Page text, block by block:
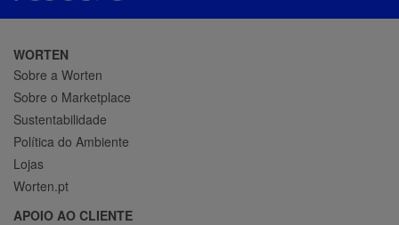
WORTEN
Sobre a Worten
Sobre o Marketplace
Sustentabilidade
Política do Ambiente
Lojas
Worten.pt
APOIO AO CLIENTE